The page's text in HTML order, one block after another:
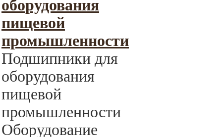
оборудования
пищевой
промышленности
Подшипники для
оборудования
пищевой
промышленности
Оборудование